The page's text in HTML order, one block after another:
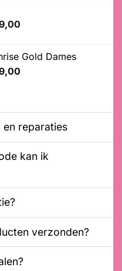
Huidige
€2599,00.
Gold Dames
Huidige
en reparaties
kan ik
verzonden?